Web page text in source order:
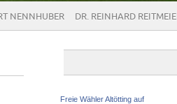
NENNHUBER DR. REINHARD
Freie Wähler Altötting auf